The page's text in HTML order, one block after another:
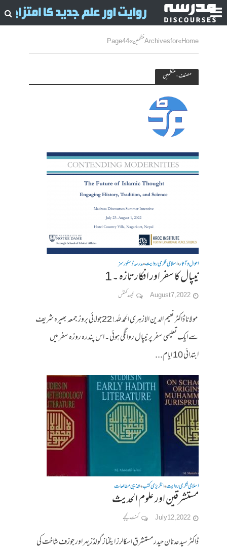
Home
»Archives for منتظمین »
Page 44
مصنف - منتظمین
احوال وآثار•اسلامی فکری روایت•مدرسہ ڈسکورسز
نیپال کا سفر اور افکار تازہ ۔ 1
August 7, 2022 فیصد کمنٹس
مولانا ڈاکٹر نعیم الدین الازہری الحمد للہ ! 22جولائی بروز جمعہ بھیرہ شریف
سے ایک تعلیمی سفر پر نیپال روانگی ہوئی ۔ اس پندرہ روزہ سفر میں
ابتدائی 10 ایام...
اسلامی فکری روایت•انگریزی کتب•تہذیبی مطالعات
مستشرقین اور علوم الحدیث
July 12, 2022 کمنت کیجے
ڈاکٹر سید عدنان حیدر مستشرق اسکالرز ایگناز گولڈزیہر اور جوزف شاخت کی